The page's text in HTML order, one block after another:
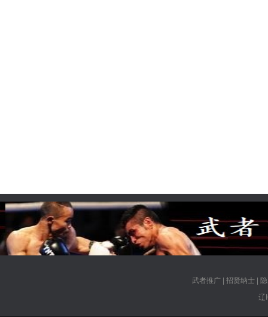
武者推广| 招贤纳士|
辽